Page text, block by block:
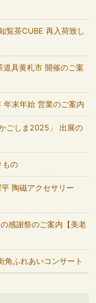
覧茶CUBE 再入荷致し
道具黄札市 開催のご案
年末年始 営業のご案内
ごしま2025」 出展の
もの
平 陶磁アクセサリー
感謝祭のご案内【美老
角ふれあいコンサート